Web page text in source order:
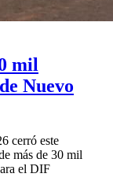
mil
Nuevo
cerró este
más de 30 mil
el DIF